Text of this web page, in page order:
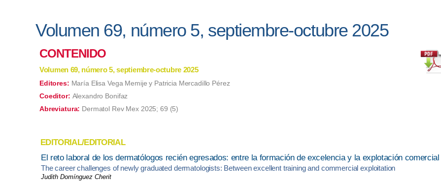
Volumen 69, número 5, septiembre-octubre 2025
CONTENIDO
Volumen 69, número 5, septiembre-octubre 2025
Editores: María Elisa Vega Memije y Patricia Mercadillo Pérez
Coeditor: Alexandro Bonifaz
Abreviatura: Dermatol Rev Mex 2025; 69 (5)
EDITORIAL/EDITORIAL
El reto laboral de los dermatólogos recién egresados: entre la formación de excelencia y la explotación comercial
The career challenges of newly graduated dermatologists: Between excellent training and commercial exploitation
Judith Domínguez Cherit